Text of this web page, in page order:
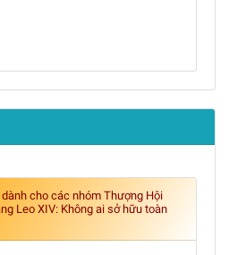
cho các nhóm Thượng Hội
Leo XIV: Không ai sở hữu toàn